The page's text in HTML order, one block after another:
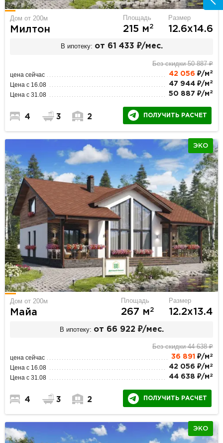
Дом от 200м
Милтон
Площадь
215 м2
Размер
12.6х14.6
В ипотеку: от 61 433 ₽/мес.
Без скидки 50 887 ₽
цена сейчас 42 056 ₽/м 2
Цена с 16.08 47 944 ₽/м 2
Цена с 31.08 50 887 ₽/м 2
4 3 2 ПОЛУЧИТЬ РАСЧЕТ
ЭКО
Дом от 200м
Майа
Площадь
267 м2
Размер
12.2х13.4
В ипотеку: от 66 922 ₽/мес.
Без скидки 44 638 ₽
цена сейчас 36 891 ₽/м 2
Цена с 16.08 42 056 ₽/м 2
Цена с 31.08 44 638 ₽/м 2
4 3 2 ПОЛУЧИТЬ РАСЧЕТ
ЭКО